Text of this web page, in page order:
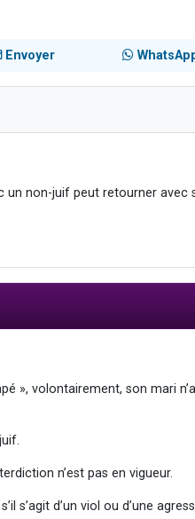
Envoyer
non-juif peut retourner avec
», volontairement, son mari
n’est pas en vigueur.
s’agit d’un viol ou d’une